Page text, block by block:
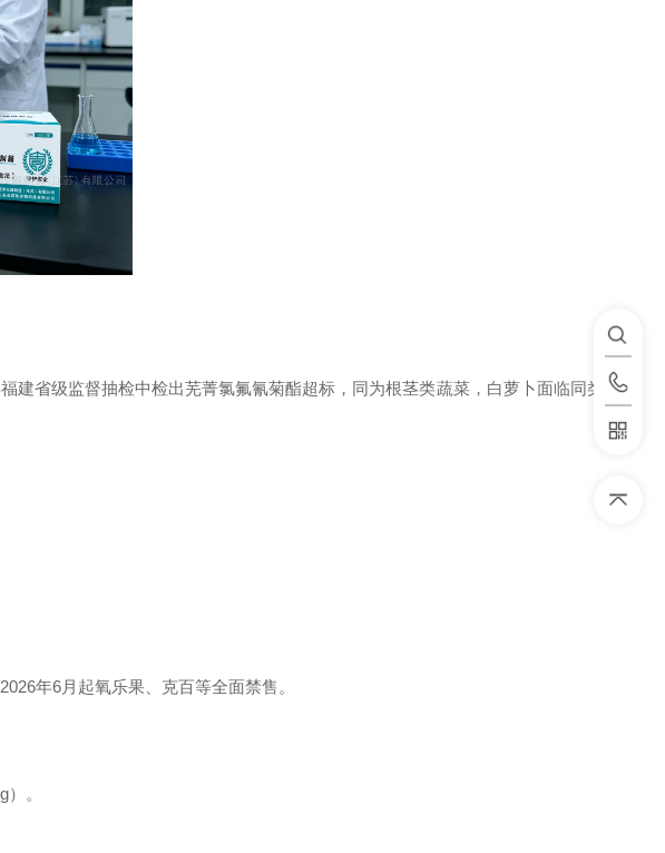
建省级监督抽检中检出芜菁氯氟氰菊酯超标，同为根茎类蔬菜，白萝卜面临同类风
年6月起氧乐果、克百等全面禁售。
。